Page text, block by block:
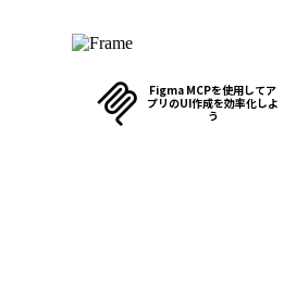
Figma MCPを使用してア
プリのUI作成を効率化しよ
う